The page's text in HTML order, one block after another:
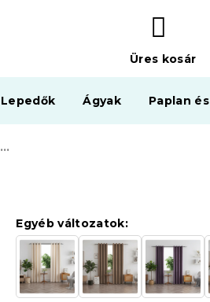
KOSÁR
Üres kosár
Lepedők Ágyak Paplan
DUNES VELVET sötétítő függöny 140x250 cm, barna
Egyéb változatok: